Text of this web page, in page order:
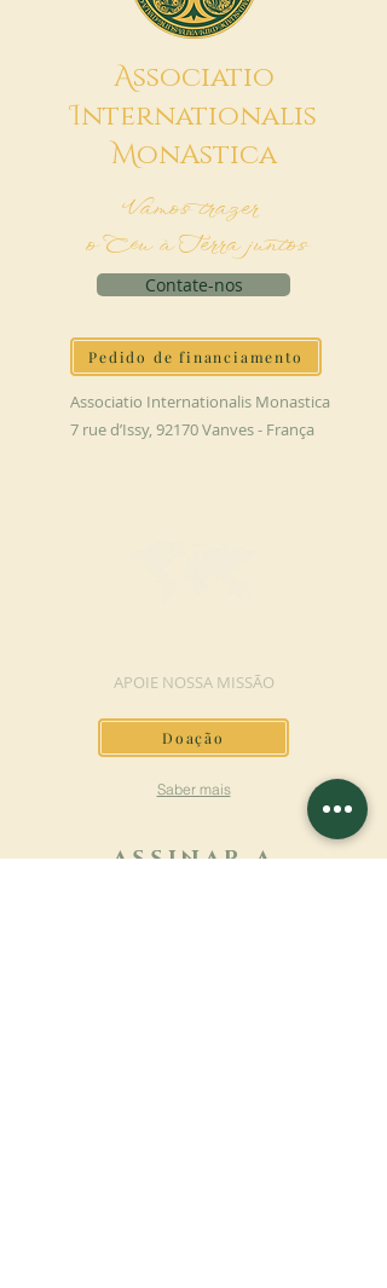
Associatio
Internationalis
MonAstica
Vamos trazer
o Céu à Terra juntos
Contate-nos
Pedido de financiamento
Associatio Internationalis Monastica
7 rue d’Issy, 92170 Vanves - França
APOIE NOSSA MISSÃO
Doação
Saber mais
ASSINAR A